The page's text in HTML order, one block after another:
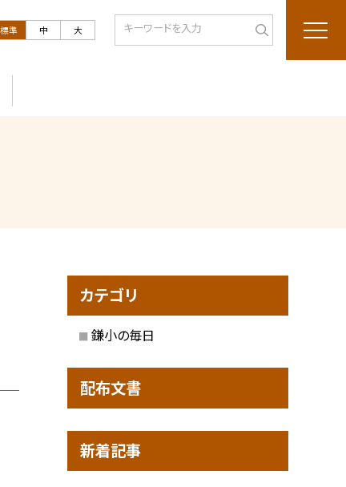
標準 中 大
カテゴリ
鎌小の毎日
配布文書
新着記事